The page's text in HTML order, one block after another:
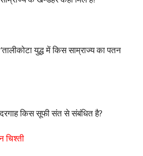
युद्ध में किस साम्राज्य का पतन
किस सूफी संत से संबंधित है?
चिश्ती